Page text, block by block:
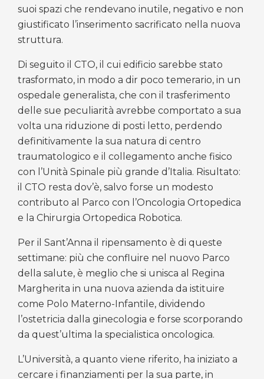
suoi spazi che rendevano inutile, negativo e non
giustificato l’inserimento sacrificato nella nuova
struttura.
Di seguito il CTO, il cui edificio sarebbe stato
trasformato, in modo a dir poco temerario, in un
ospedale generalista, che con il trasferimento
delle sue peculiarità avrebbe comportato a sua
volta una riduzione di posti letto, perdendo
definitivamente la sua natura di centro
traumatologico e il collegamento anche fisico
con l’Unità Spinale più grande d’Italia. Risultato:
il CTO resta dov’è, salvo forse un modesto
contributo al Parco con l’Oncologia Ortopedica
e la Chirurgia Ortopedica Robotica.
Per il Sant’Anna il ripensamento è di queste
settimane: più che confluire nel nuovo Parco
della salute, è meglio che si unisca al Regina
Margherita in una nuova azienda da istituire
come Polo Materno-Infantile, dividendo
l’ostetricia dalla ginecologia e forse scorporando
da quest’ultima la specialistica oncologica.
L’Università, a quanto viene riferito, ha iniziato a
cercare i finanziamenti per la sua parte, in